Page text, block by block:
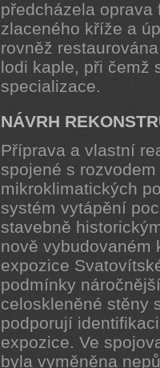
předcházela
zlaceného kříže a
rovněž
lodi kaple, při čemž
specializace.
NÁVRH
Příprava a vlastní
spojené s
mikroklimatických
systém vytápění
stavebně
nově vybudovaném
expozice
podmínky
celoskleněné stěny
podporují
expozice. Ve
byla vyměněna